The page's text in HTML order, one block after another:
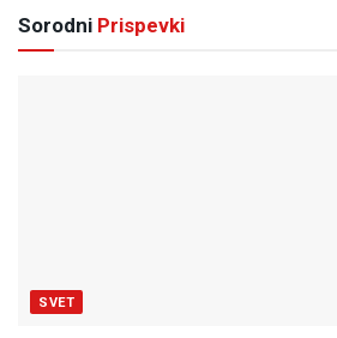
Sorodni Prispevki
SVET